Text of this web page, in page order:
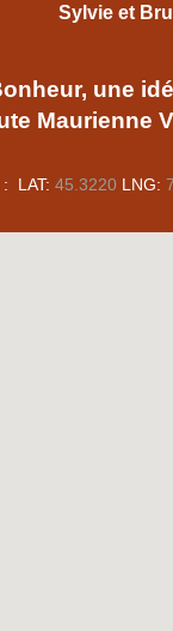
Sylvie et
une
Maurienne
LAT: 45.3220 LNG: